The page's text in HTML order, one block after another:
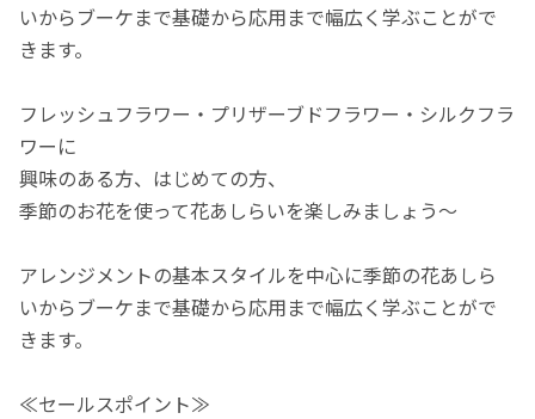
いからブーケまで基礎から応用まで幅広く学ぶことがで
きます。
フレッシュフラワー・プリザーブドフラワー・シルクフラ
ワーに
興味のある方、はじめての方、
季節のお花を使って花あしらいを楽しみましょう～
アレンジメントの基本スタイルを中心に季節の花あしら
いからブーケまで基礎から応用まで幅広く学ぶことがで
きます。
≪セールスポイント≫